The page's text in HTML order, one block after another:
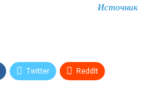
Источник
Twitter ReddIt